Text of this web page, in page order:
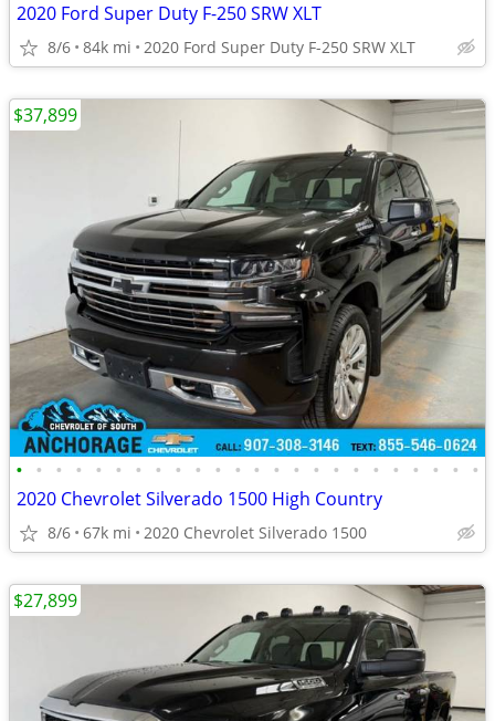
2020 Ford Super Duty F-250 SRW XLT
8/6 84k mi 2020 Ford Super Duty F-250 SRW XLT
• • • • • • • • • • • • • • • • • • • • • • • •
2020 Chevrolet Silverado 1500 High Country
8/6 67k mi 2020 Chevrolet Silverado 1500
$37,899
$27,899